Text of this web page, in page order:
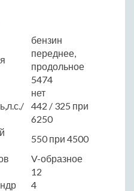
бензин
переднее,
продольное
5474
нет
442 / 325 при
6250
550 при 4500
V-образное
12
4